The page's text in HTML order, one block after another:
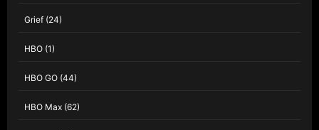
Grief (24)
HBO (1)
HBO GO (44)
HBO Max (62)